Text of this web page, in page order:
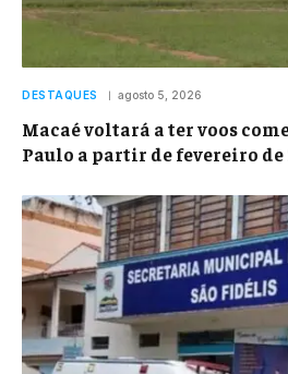
DESTAQUES agosto 5, 2026
Macaé voltará a ter voos
Paulo a partir de fevereiro de